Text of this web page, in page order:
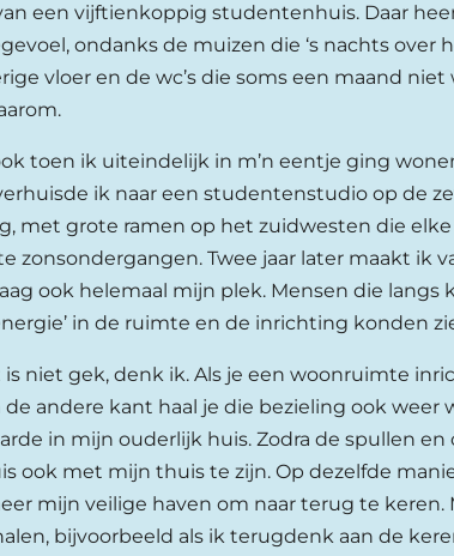
een vijftienkoppig studentenhuis. Daar
ondanks de muizen die ‘s nachts over
vloer en de wc’s die soms een maand
toen ik uiteindelijk in m’n eentje ging
ik naar een studentenstudio op de
met grote ramen op het zuidwesten die
zonsondergangen. Twee jaar later maakt ik
ook helemaal mijn plek. Mensen die langs
in de ruimte en de inrichting konden
is niet gek, denk ik. Als je een woonruimte
de andere kant haal je die bezieling ook weer
in mijn ouderlijk huis. Zodra de spullen
ook met mijn thuis te zijn. Op dezelfde
mijn veilige haven om naar terug te keren.
bijvoorbeeld als ik terugdenk aan de